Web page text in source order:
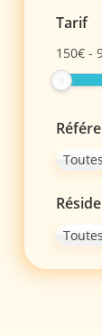
Tarif
150€-